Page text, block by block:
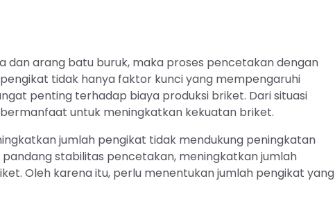
arang batu buruk, maka proses pencetakan dengan
tidak hanya faktor kunci yang mempengaruhi
penting terhadap biaya produksi briket. Dari situasi
untuk meningkatkan kekuatan briket.
jumlah pengikat tidak mendukung peningkatan
stabilitas pencetakan, meningkatkan jumlah
Oleh karena itu, perlu menentukan jumlah pengikat yang